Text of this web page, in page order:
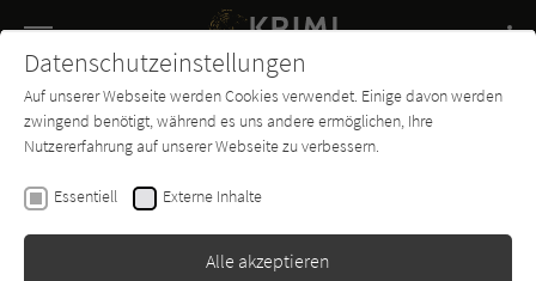
SUCHE
Buch-
Entdecker
Forum Charts
Robert Wilson
Die Maske des Bösen
Erschienen: Januar 2007
Datenschutzeinstellungen
Auf unserer Webseite werden Cookies verwendet. Einige davon werden
zwingend benötigt, während es uns andere ermöglichen, Ihre
Nutzererfahrung auf unserer Webseite zu verbessern.
Essentiell Externe Inhalte
Alle akzeptieren